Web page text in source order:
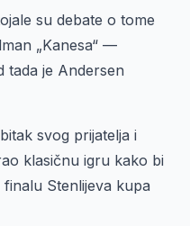
su debate o tome
„Kanesa“ —
tada je Andersen
svog prijatelja i
klasičnu igru kako bi
Stenlijeva kupa